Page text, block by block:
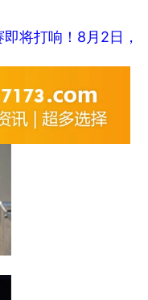
将打响！8月2日，